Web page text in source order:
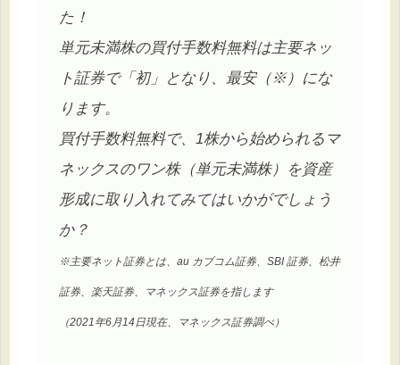
た！
単元未満株の買付手数料無料は主要ネッ
ト証券で「初」となり、最安（※）にな
ります。
買付手数料無料で、1株から始められるマ
ネックスのワン株（単元未満株）を資産
形成に取り入れてみてはいかがでしょう
か？
※主要ネット証券とは、au カブコム証券、SBI 証券、松井
証券、楽天証券、マネックス証券を指します
（2021年6月14日現在、マネックス証券調べ）